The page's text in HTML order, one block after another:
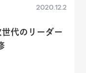
2020.12.2
代のリーダー